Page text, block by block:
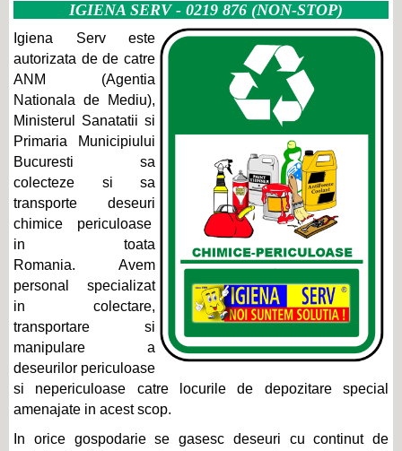
IGIENA SERV - 0219 876 (NON-STOP)
Igiena Serv este
autorizata de de catre
ANM (Agentia
Nationala de Mediu),
Ministerul Sanatatii si
Primaria Municipiului
Bucuresti sa
colecteze si sa
transporte deseuri
chimice periculoase
in toata
Romania. Avem
personal specializat
in colectare,
transportare si
manipulare a
deseurilor periculoase
si nepericuloase catre locurile de depozitare special
amenajate in acest scop.
In orice gospodarie se gasesc deseuri cu continut de